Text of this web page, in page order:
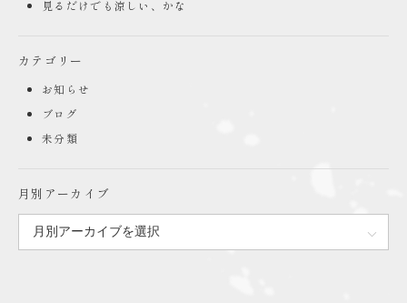
見るだけでも涼しい、かな
カテゴリー
お知らせ
ブログ
未分類
月別アーカイブ